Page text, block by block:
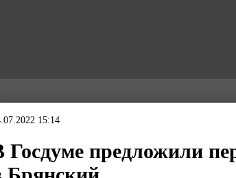
15:14
Госдуме предложили